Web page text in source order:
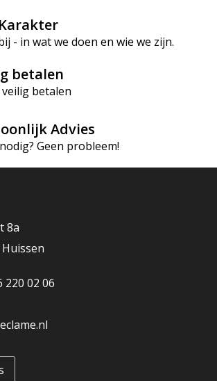
- in wat we doen en wie we zijn.
betalen
veilig betalen
Advies
Geen probleem!
8a
220 02 06